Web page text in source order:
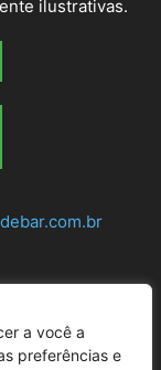
a você a
preferências e
ilustrativas.